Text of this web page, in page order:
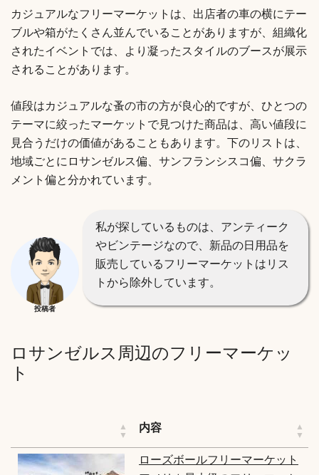
カジュアルなフリーマーケットは、出店者の車の横にテー
ブルや箱がたくさん並んでいることがありますが、組織化
されたイベントでは、より凝ったスタイルのブースが展示
されることがあります。
値段はカジュアルな蚤の市の方が良心的ですが、ひとつの
テーマに絞ったマーケットで見つけた商品は、高い値段に
見合うだけの価値があることもあります。下のリストは、
地域ごとにロサンゼルス偏、サンフランシスコ偏、サクラ
メント偏と分かれています。
投稿者
私が探しているものは、アンティーク
やビンテージなので、新品の日用品を
販売しているフリーマーケットはリス
トから除外しています。
ロサンゼルス周辺のフリーマーケッ
ト
内容
ローズボールフリーマーケット